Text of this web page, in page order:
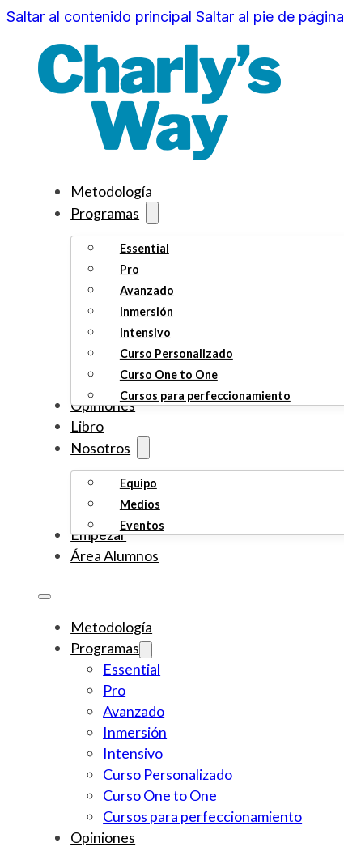
Saltar al contenido principal Saltar al pie de página
Metodología
Programas
Essential
Pro
Avanzado
Inmersión
Intensivo
Curso Personalizado
Curso One to One
Cursos para perfeccionamiento
Opiniones
Libro
Nosotros
Equipo
Medios
Eventos
Empezar
Área Alumnos
Metodología
Programas
Essential
Pro
Avanzado
Inmersión
Intensivo
Curso Personalizado
Curso One to One
Cursos para perfeccionamiento
Opiniones